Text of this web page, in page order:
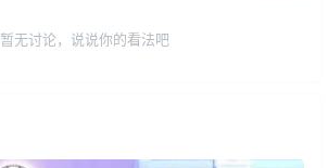
暂无讨论，说说你的看法吧